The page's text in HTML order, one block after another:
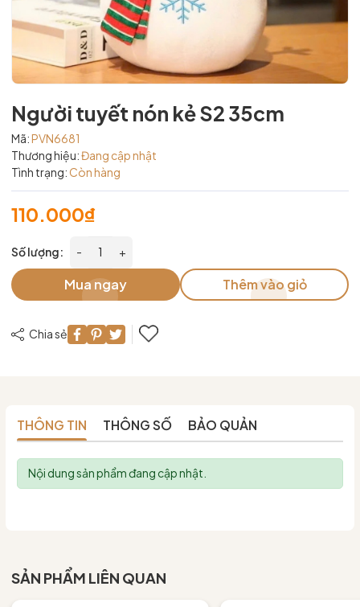
Người tuyết nón kẻ S2 35cm
Mã:PVN6681
Thương hiệu:Đang cập nhật
Tình trạng:Còn hàng
110.000₫
Số lượng: - +
Mua ngay Thêm vào giỏ
Chia sẻ
THÔNG TIN THÔNG SỐ BẢO QUẢN
Nội dung sản phẩm đang cập nhật.
SẢN PHẨM LIÊN QUAN